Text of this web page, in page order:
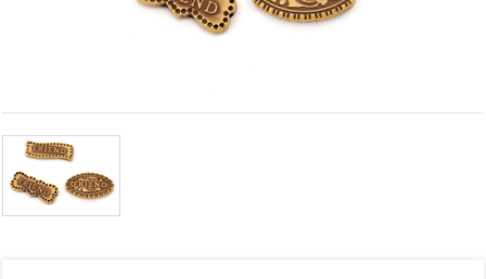
prikazujemo
vsebine in
oglase, tudi
s pomočjo
naših
partnerjev